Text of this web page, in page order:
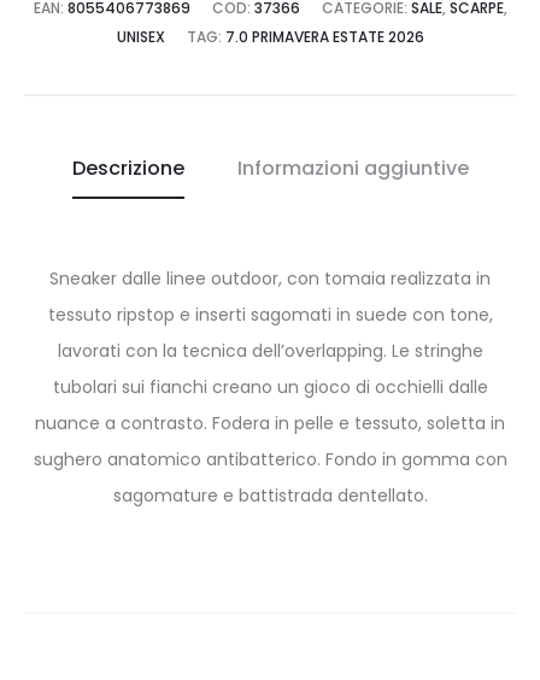
EAN: 8055406773869 COD: 37366 CATEGORIE: SALE, SCARPE,
UNISEX
TAG: 7.0 PRIMAVERA ESTATE 2026
Descrizione Informazioni aggiuntive
Sneaker dalle linee outdoor, con tomaia realizzata in
tessuto ripstop e inserti sagomati in suede con tone,
lavorati con la tecnica dell’overlapping. Le stringhe
tubolari sui fianchi creano un gioco di occhielli dalle
nuance a contrasto. Fodera in pelle e tessuto, soletta in
sughero anatomico antibatterico. Fondo in gomma con
sagomature e battistrada dentellato.